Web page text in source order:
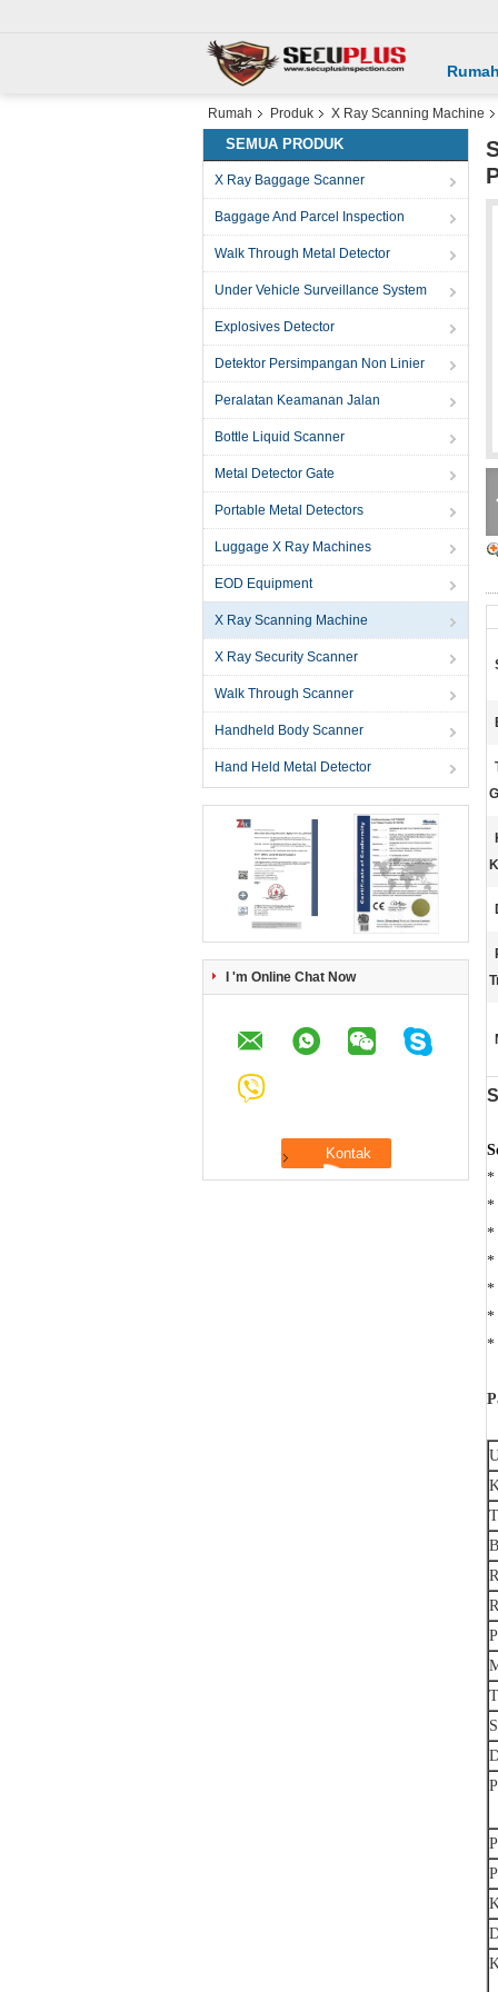
Rumah
Rumah Produk X Ray Scanning Machine
SEMUA PRODUK
X Ray Baggage Scanner
Baggage And Parcel Inspection
Walk Through Metal Detector
Under Vehicle Surveillance System
Explosives Detector
Detektor Persimpangan Non Linier
Peralatan Keamanan Jalan
Bottle Liquid Scanner
Metal Detector Gate
Portable Metal Detectors
Luggage X Ray Machines
EOD Equipment
X Ray Scanning Machine
X Ray Security Scanner
Walk Through Scanner
Handheld Body Scanner
Hand Held Metal Detector
I 'm Online Chat Now
*
*
*
*
*
*
*